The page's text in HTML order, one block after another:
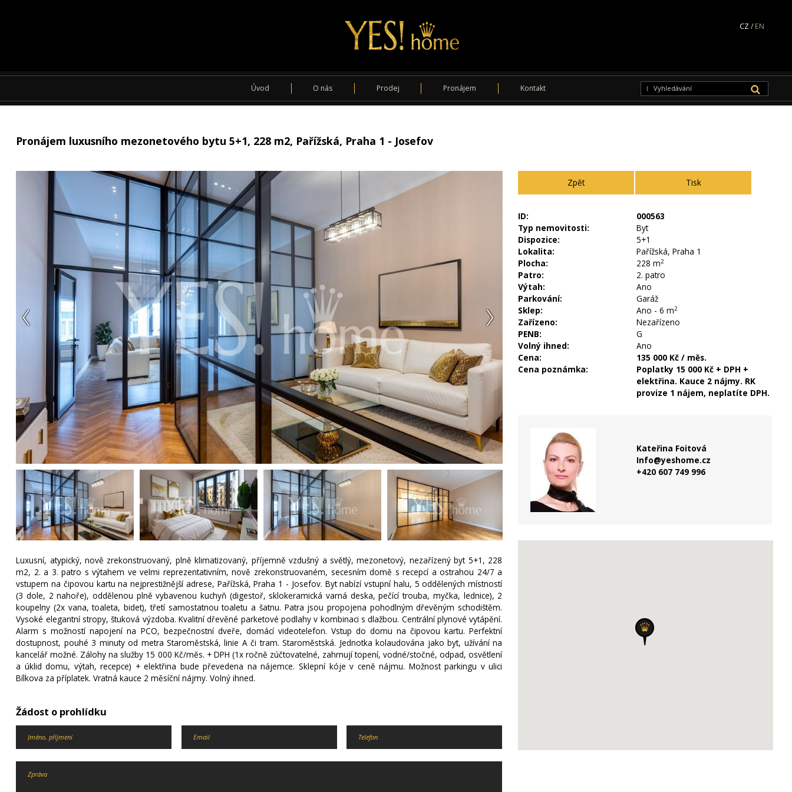
CZ/EN
Úvod O nás Prodej Pronájem Kontakt
Pronájem luxusního mezonetového bytu 5+1, 228 m2, Pařížská, Praha 1 - Josefov
zpět Tisk
ID:
000563
Typ nemovitosti:
Byt
Dispozice:
5+1
Lokalita:
Pařížská, Praha 1
Plocha:
228 m2
Patro:
2. patro
Výtah:
Ano
Parkování:
Garáž
Sklep:
Ano - 6 m2
Zařízeno:
Nezařízeno
PENB:
G
Volný ihned:
Ano
Cena:
135 000 Kč / měs.
Cena poznámka:
Poplatky 15 000 Kč + DPH +
elektřina. Kauce 2 nájmy. RK
provize 1 nájem, neplatíte DPH.
Kateřina Foitová
Info@yeshome.cz
+420 607 749 996
Luxusní, atypický, nově zrekonstruovaný, plně klimatizovaný, příjemně vzdušný a světlý, mezonetový, nezařízený byt 5+1, 228
m2, 2. a 3. patro s výtahem ve velmi reprezentativním, nově zrekonstruovaném, secesním domě s recepcí a ostrahou 24/7 a
vstupem na čipovou kartu na nejprestižnější adrese, Pařížská, Praha 1 - Josefov. Byt nabízí vstupní halu, 5 oddělených místností
(3 dole, 2 nahoře), oddělenou plně vybavenou kuchyň (digestoř, sklokeramická varná deska, pečící trouba, myčka, lednice), 2
koupelny (2x vana, toaleta, bidet), třetí samostatnou toaletu a šatnu. Patra jsou propojena pohodlným dřevěným schodištěm.
Vysoké elegantní stropy, štuková výzdoba. Kvalitní dřevěné parketové podlahy v kombinaci s dlažbou. Centrální plynové vytápění.
Alarm s možností napojení na PCO, bezpečnostní dveře, domácí videotelefon. Vstup do domu na čipovou kartu. Perfektní
dostupnost, pouhé 3 minuty od metra Staroměstská, linie A či tram. Staroměstská. Jednotka kolaudována jako byt, užívání na
kancelář možné. Zálohy na služby 15 000 Kč/měs. + DPH (1x ročně zúčtovatelné, zahrnují topení, vodné/stočné, odpad, osvětlení
a úklid domu, výtah, recepce) + elektřina bude převedena na nájemce. Sklepní kóje v ceně nájmu. Možnost parkingu v ulici
Bílkova za příplatek. Vratná kauce 2 měsíční nájmy. Volný ihned.
Žádost o prohlídku